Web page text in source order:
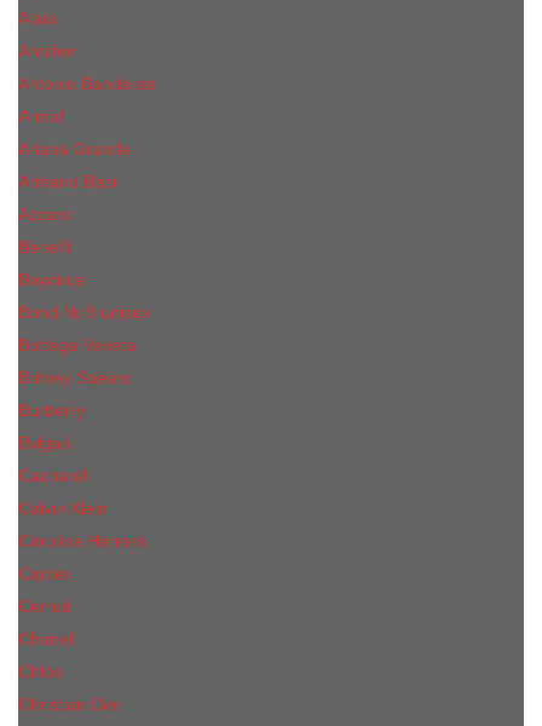
Alaia
Annifen
Antonio Banderas
Armaf
Ariana Grande
Armand Basi
Azzaro
Benefit
Beyonce
Bond № 9 unisex
Bottega Veneta
Britney Spears
Burberry
Bvlgari
Cacharel
Calvin Klein
Carolina Herrera
Cartier
Cerruti
Сhanеl
Chloe
Christian Dior